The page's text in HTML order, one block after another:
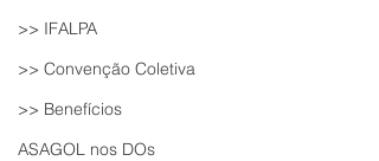
>> IFALPA
>> Convenção Coletiva
>> Benefícios
ASAGOL nos DOs